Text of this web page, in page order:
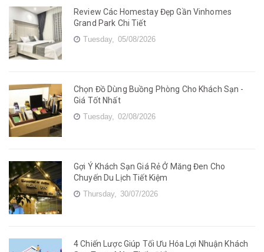
Review Các Homestay Đẹp Gần Vinhomes
Grand Park Chi Tiết
Tuesday, 05/08/2026
Chọn Đồ Dùng Buồng Phòng Cho Khách Sạn -
Giá Tốt Nhất
Tuesday, 02/08/2026
Gợi Ý Khách Sạn Giá Rẻ Ở Măng Đen Cho
Chuyến Du Lịch Tiết Kiệm
Thursday, 30/07/2026
4 Chiến Lược Giúp Tối Ưu Hóa Lợi Nhuận Khách